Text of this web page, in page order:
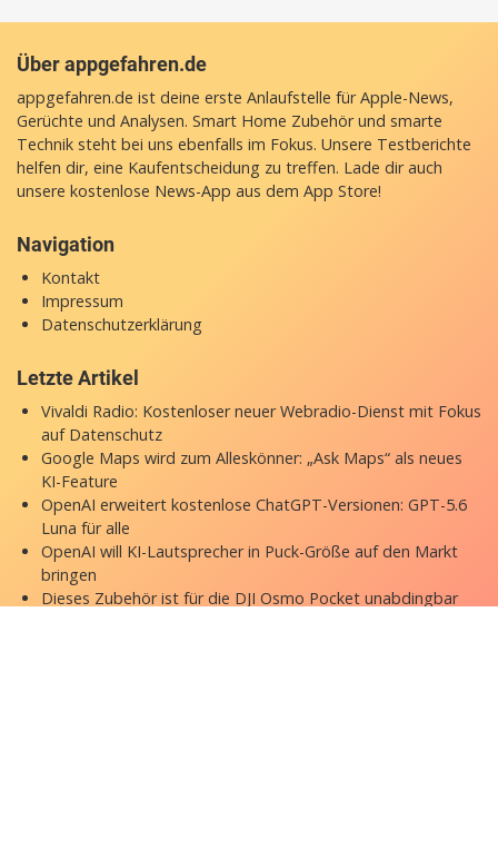
Über appgefahren.de
appgefahren.de ist deine erste Anlaufstelle für Apple-News,
Gerüchte und Analysen. Smart Home Zubehör und smarte
Technik steht bei uns ebenfalls im Fokus. Unsere Testberichte
helfen dir, eine Kaufentscheidung zu treffen. Lade dir auch
unsere kostenlose News-App aus dem App Store!
Navigation
Kontakt
Impressum
Datenschutzerklärung
Letzte Artikel
Vivaldi Radio: Kostenloser neuer Webradio-Dienst mit Fokus
auf Datenschutz
Google Maps wird zum Alleskönner: „Ask Maps“ als neues
KI-Feature
OpenAI erweitert kostenlose ChatGPT-Versionen: GPT-5.6
Luna für alle
OpenAI will KI-Lautsprecher in Puck-Größe auf den Markt
bringen
Dieses Zubehör ist für die DJI Osmo Pocket unabdingbar